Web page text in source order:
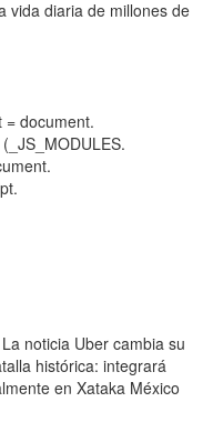
vida diaria de millones de
= document.
noticia Uber cambia su
histórica: integrará
en Xataka México